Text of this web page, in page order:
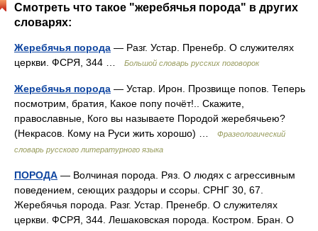
Смотреть что такое "жеребячья порода" в других
словарях:
Жеребячья порода — Разг. Устар. Пренебр. О служителях
церкви. ФСРЯ, 344 …
Большой словарь русских поговорок
Жеребячья порода — Устар. Ирон. Прозвище попов. Теперь
посмотрим, братия, Какое попу почёт!.. Скажите,
православные, Кого вы называете Породой жеребячьею?
(Некрасов. Кому на Руси жить хорошо) …
Фразеологический
словарь русского литературного языка
ПОРОДА — Волчиная порода. Ряз. О людях с агрессивным
поведением, сеющих раздоры и ссоры. СРНГ 30, 67.
Жеребячья порода. Разг. Устар. Пренебр. О служителях
церкви. ФСРЯ, 344. Лешаковская порода. Костром. Бран. О